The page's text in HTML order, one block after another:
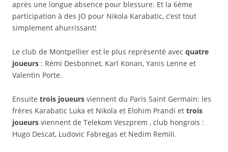
après une longue absence pour blessure. Et la 6ème
participation à des JO pour Nikola Karabatic, c’est tout
simplement ahurrissant!
Le club de Montpellier est le plus représenté avecquatre
joueurs : Rémi Desbonnet, Karl Konan, Yanis Lenne et
Valentin Porte.
Ensuitetrois joueurs viennent du Paris Saint Germain: les
frères Karabatic Luka et Nikola et Elohim Prandi ettrois
joueurs viennent de Telekom Veszprem , club hongrois :
Hugo Descat, Ludovic Fabregas et Nedim Remili.